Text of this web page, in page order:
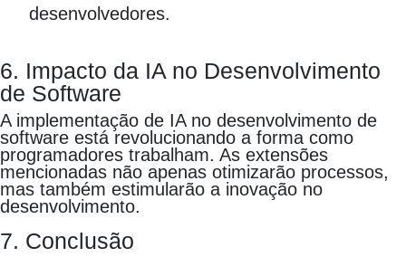
desenvolvedores.
6. Impacto da IA no Desenvolvimento
de Software
A implementação de IA no desenvolvimento de
software está revolucionando a forma como
programadores trabalham. As extensões
mencionadas não apenas otimizarão processos,
mas também estimularão a inovação no
desenvolvimento.
7. Conclusão